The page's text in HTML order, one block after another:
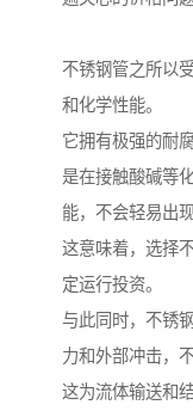
不锈钢管之所以
和化学性能。
它拥有极强的耐
是在接触酸碱等
能，不会轻易出
这意味着，选择
定运行投资。
与此同时，不锈
力和外部冲击，
这为流体输送和